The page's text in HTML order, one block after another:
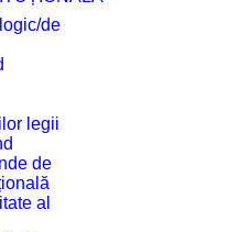
de
legii
de
al